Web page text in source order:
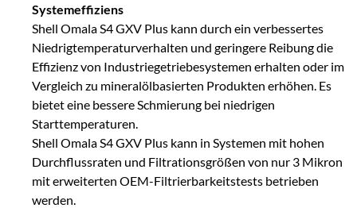
Systemeffiziens
Shell Omala S4 GXV Plus kann durch ein verbessertes
Niedrigtemperaturverhalten und geringere Reibung die
Effizienz von Industriegetriebesystemen erhalten oder im
Vergleich zu mineralölbasierten Produkten erhöhen. Es
bietet eine bessere Schmierung bei niedrigen
Starttemperaturen.
Shell Omala S4 GXV Plus kann in Systemen mit hohen
Durchflussraten und Filtrationsgrößen von nur 3 Mikron
mit erweiterten OEM-Filtrierbarkeitstests betrieben
werden.